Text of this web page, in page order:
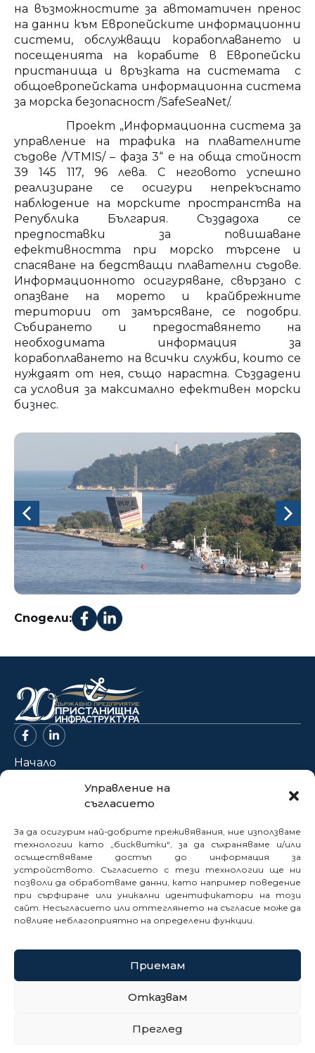
Управление на
съгласието
За да осигурим най-добрите преживявания, ние използваме
технологии като „бисквитки“, за да съхраняваме и/или
осъществяваме достъп до информация за
устройството. Съгласието с тези технологии ще ни
позволи да обработваме данни, като например поведение
при сърфиране или уникални идентификатори на този
сайт. Несъгласието или оттеглянето на съгласие може да
повлияе неблагоприятно на определени функции.
Приемам
Отказвам
Преглед
на възможностите за автоматичен пренос
на данни към Европейските информационни
системи, обслужващи корабоплаването и
посещенията на корабите в Европейски
пристанища и връзката на системата с
общоевропейската информационна система
за морска безопасност /SafeSeaNet/.
Проект „Информационна система за
управление на трафика на плавателните
съдове /VTMIS/ – фаза 3“ е на обща стойност
39 145 117, 96 лева. С неговото успешно
реализиране се осигури непрекъснато
наблюдение на морските пространства на
Република България. Създадоха се
предпоставки за повишаване
ефективността при морско търсене и
спасяване на бедстващи плавателни съдове.
Информационното осигуряване, свързано с
опазване на морето и крайбрежните
територии от замърсяване, се подобри.
Събирането и предоставянето на
необходимата информация за
корабоплаването на всички служби, които се
нуждаят от нея, също нарастна. Създадени
са условия за максимално ефективен морски
бизнес.
Сподели:
Начало
Новини
Нормативна база
Електронни услуги
Профил на купувача
Кариери
Контакти
Политика за поверителност